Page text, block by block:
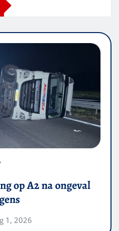
op A2 na ongeval
1, 2026